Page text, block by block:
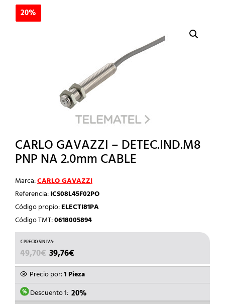
20%
CARLO GAVAZZI – DETEC.IND.M8
PNP NA 2.0mm CABLE
Marca:CARLO GAVAZZI
Referencia:ICS08L45F02PO
Código propio:ELECTI81PA
Código TMT:0618005894
49,70€ EL
PRECIO
ORIGINAL
ERA:
49,70€.
39,76€
PRECIO
ACTUAL
ES:
39,76€.
Precio por:1 Pieza
Descuento 1: 20%
20%